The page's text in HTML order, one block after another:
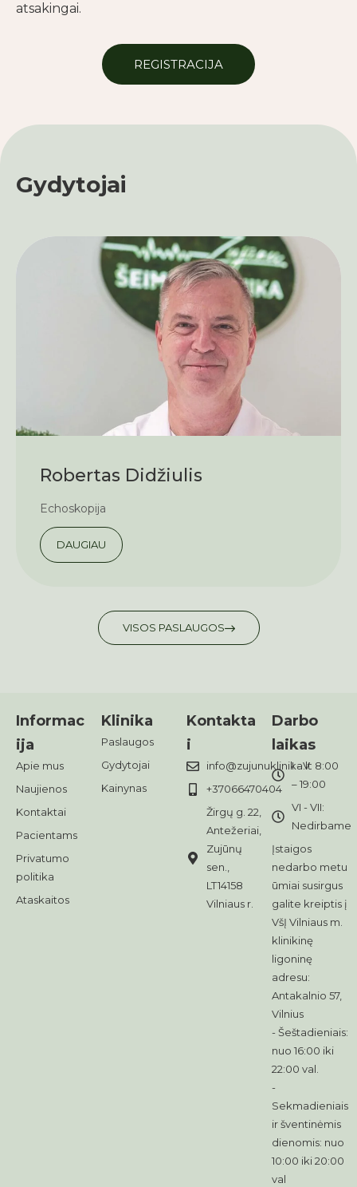
atsakingai.
REGISTRACIJA
Gydytojai
Robertas Didžiulis
Echoskopija
DAUGIAU
VISOS PASLAUGOS
Informac
ija
Apie mus
Naujienos
Kontaktai
Pacientams
Privatumo
politika
Ataskaitos
Klinika
Paslaugos
Gydytojai
Kainynas
Kontakta
i
info@zujunuklinika.lt
+37066470404
Žirgų g. 22,
Antežeriai,
Zujūnų
sen.,
LT14158
Vilniaus r.
Darbo
laikas
I - V: 8:00
– 19:00
VI - VII:
Nedirbame
Įstaigos
nedarbo metu
ūmiai susirgus
galite kreiptis į
VšĮ Vilniaus m.
klinikinę
ligoninę
adresu:
Antakalnio 57,
Vilnius
- Šeštadieniais:
nuo 16:00 iki
22:00 val.
-
Sekmadieniais
ir šventinėmis
dienomis: nuo
10:00 iki 20:00
val